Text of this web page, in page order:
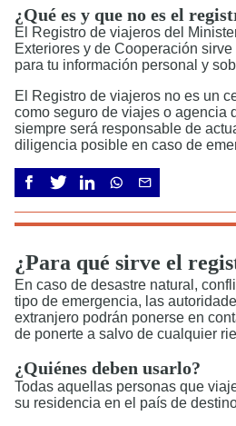
¿Qué es y que no es el
El Registro de viajeros del
Exteriores y de Cooperación
para tu información personal y
El Registro de viajeros no es un
como seguro de viajes o agencia
siempre será responsable de
diligencia posible en caso de
¿Para qué sirve el
En caso de desastre natural,
tipo de emergencia, las
extranjero podrán ponerse en
de ponerte a salvo de cualquier
¿Quiénes deben usarlo?
Todas aquellas personas que
su residencia en el país de